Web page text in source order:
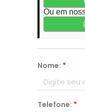
Ou em
Nome: *
Telefone: *